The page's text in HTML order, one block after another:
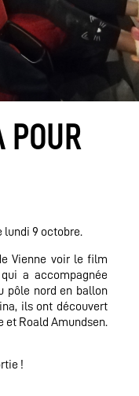
POUR
lundi 9 octobre.
Vienne voir le film
a accompagnée
pôle nord en ballon
ils ont découvert
et Roald Amundsen.
!